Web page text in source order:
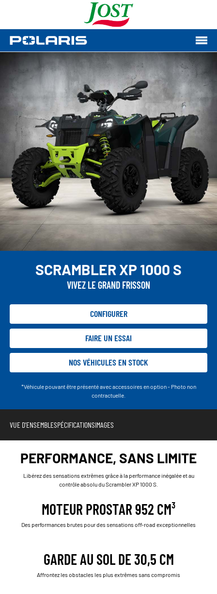
SCRAMBLER XP 1000 S
VIVEZ LE GRAND FRISSON
CONFIGURER
FAIRE UN ESSAI
NOS VÉHICULES EN STOCK
*Véhicule pouvant être présenté avec accessoires en option - Photo non
contractuelle.
VUE D'ENSEMBLESPÉCIFICATIONSIMAGES
PERFORMANCE, SANS LIMITE
Libérez des sensations extrêmes grâce à la performance inégalée et au
contrôle absolu du Scrambler XP 1000 S.
MOTEUR PROSTAR 952 CM³
Des performances brutes pour des sensations off-road exceptionnelles
GARDE AU SOL DE 30,5 CM
Affrontez les obstacles les plus extrêmes sans compromis